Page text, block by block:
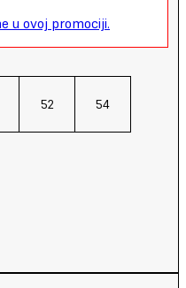
u ovoj promociji.
52 54